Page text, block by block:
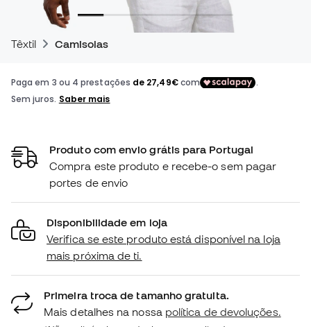
Têxtil Camisolas
Produto com envio grátis para Portugal
Compra este produto e recebe-o sem pagar
portes de envio
Disponibilidade em loja
Verifica se este produto está disponível na loja
mais próxima de ti.
Primeira troca de tamanho gratuita.
Mais detalhes na nossa política de devoluções.